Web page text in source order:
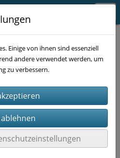
Einige von ihnen sind essenziell
andere verwendet werden, um
zu verbessern.